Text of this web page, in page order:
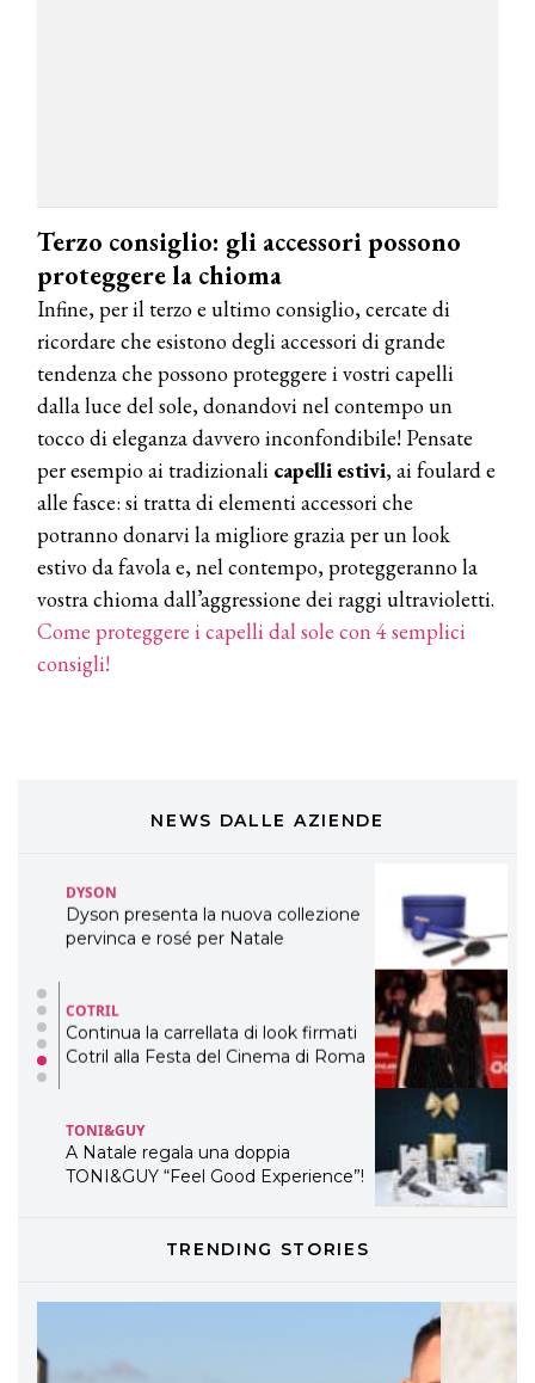
Terzo consiglio: gli accessori possono
proteggere la chioma
Infine, per il terzo e ultimo consiglio, cercate di
ricordare che esistono degli accessori di grande
tendenza che possono proteggere i vostri capelli
dalla luce del sole, donandovi nel contempo un
tocco di eleganza davvero inconfondibile! Pensate
per esempio ai tradizionali capelli estivi, ai foulard e
alle fasce: si tratta di elementi accessori che
potranno donarvi la migliore grazia per un look
estivo da favola e, nel contempo, proteggeranno la
vostra chioma dall’aggressione dei raggi ultravioletti.
Come proteggere i capelli dal sole con 4 semplici
consigli!
NEWS DALLE AZIENDE
Continua la carrellata di look firmati
Cotril alla Festa del Cinema di Roma
TONI&GUY
A Natale regala una doppia
TONI&GUY “Feel Good Experience”!
TONI&GUY
LABEL.M lancia la sua innovativa ed
eco-sostenibile linea di prodotti
professionali
DAVINES
Davines presenta cofanetti beauty
preziosi per un regalo adatto ad
ogni capello
COSMOPROF WORLDWIDE BOLOGNA
Cosmprof Worldwide Bologna
presenta THE BEAUTY &
pervinca e rosé per Natale
COTRIL
Continua la carrellata di look firmati
Cotril alla Festa del Cinema di Roma
TONI&GUY
A Natale regala una doppia
TONI&GUY “Feel Good Experience”!
LABEL.M lancia la sua innovativa ed
eco-sostenibile linea di prodotti
professionali
Davines presenta cofanetti beauty
ogni capello
TRENDING STORIES